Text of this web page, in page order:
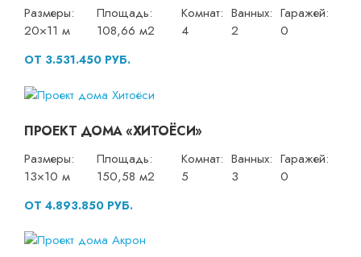
Размеры:
20×11 м
Площадь:
108,66 м2
Комнат:
4
Ванных:
2
Гаражей:
0
ОТ 3.531.450 РУБ.
ПРОЕКТ ДОМА «ХИТОЁСИ»
Размеры:
13×10 м
Площадь:
150,58 м2
Комнат:
5
Ванных:
3
Гаражей:
0
ОТ 4.893.850 РУБ.